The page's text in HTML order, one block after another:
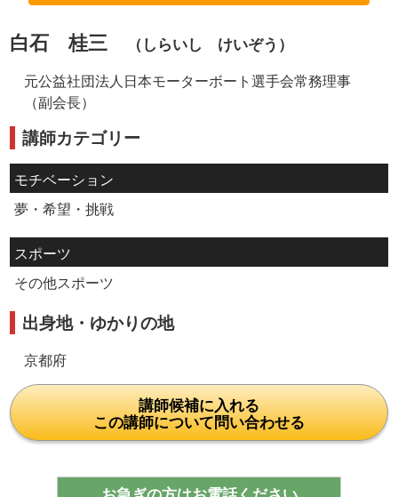
白石 桂三 （しらいし けいぞう）
元公益社団法人日本モーターボート選手会常務理事
（副会長）
講師カテゴリー
モチベーション
夢・希望・挑戦
スポーツ
その他スポーツ
出身地・ゆかりの地
京都府
講師候補に入れる
この講師について問い合わせる